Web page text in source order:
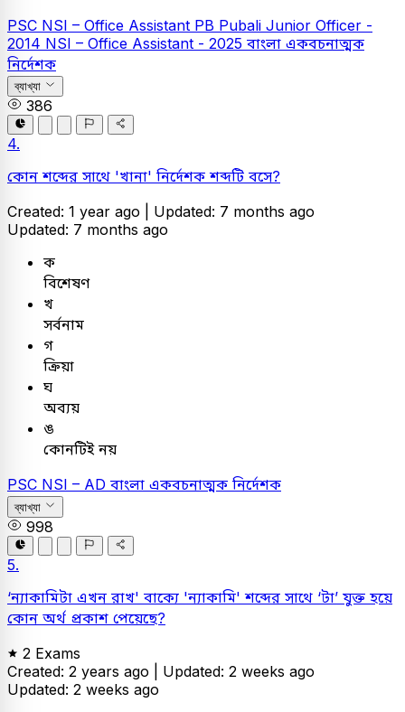
PSC NSI – Office Assistant PB Pubali Junior Officer -
2014 NSI – Office Assistant - 2025 বাংলা একবচনাত্মক
নির্দেশক
ব্যাখ্যা
386
4.
কোন শব্দের সাথে 'খানা' নির্দেশক শব্দটি বসে?
Created: 1 year ago | Updated: 7 months ago
Updated: 7 months ago
ক
বিশেষণ
খ
সর্বনাম
গ
ক্রিয়া
ঘ
অব্যয়
ঙ
কোনটিই নয়
PSC NSI – AD বাংলা একবচনাত্মক নির্দেশক
ব্যাখ্যা
998
5.
‘ন্যাকামিটা এখন রাখ' বাক্যে 'ন্যাকামি' শব্দের সাথে ‘টা’ যুক্ত হয়ে
কোন অর্থ প্রকাশ পেয়েছে?
2 Exams
Created: 2 years ago | Updated: 2 weeks ago
Updated: 2 weeks ago